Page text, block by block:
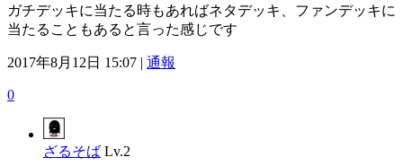
ガチデッキに当たる時もあればネタデッキ、ファンデッキに
当たることもあると言った感じです
2017年8月12日 15:07 | 通報
0
ざるそば Lv.2